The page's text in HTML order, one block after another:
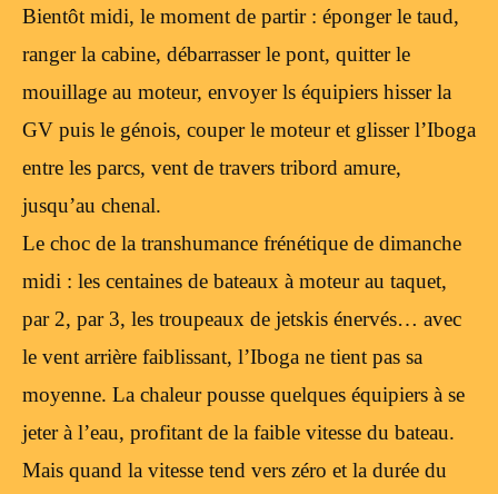
Bientôt midi, le moment de partir : éponger le taud,
ranger la cabine, débarrasser le pont, quitter le
mouillage au moteur, envoyer ls équipiers hisser la
GV puis le génois, couper le moteur et glisser l’Iboga
entre les parcs, vent de travers tribord amure,
jusqu’au chenal.
Le choc de la transhumance frénétique de dimanche
midi : les centaines de bateaux à moteur au taquet,
par 2, par 3, les troupeaux de jetskis énervés… avec
le vent arrière faiblissant, l’Iboga ne tient pas sa
moyenne. La chaleur pousse quelques équipiers à se
jeter à l’eau, profitant de la faible vitesse du bateau.
Mais quand la vitesse tend vers zéro et la durée du